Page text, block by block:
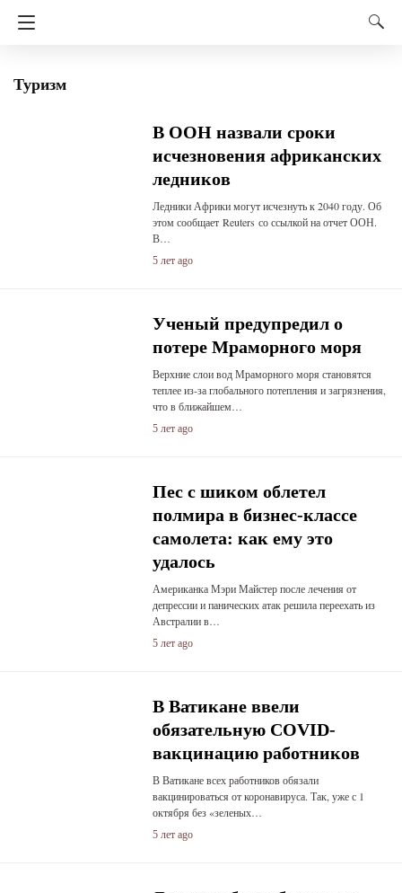
Туризм
В ООН назвали сроки
исчезновения африканских
ледников
Ледники Африки могут исчезнуть к 2040 году. Об
этом сообщает Reuters со ссылкой на отчет ООН.
В…
5 лет ago
Ученый предупредил о
потере Мраморного моря
Верхние слои вод Мраморного моря становятся
теплее из-за глобального потепления и загрязнения,
что в ближайшем…
5 лет ago
Пес с шиком облетел
полмира в бизнес-классе
самолета: как ему это
удалось
Американка Мэри Майстер после лечения от
депрессии и панических атак решила переехать из
Австралии в…
5 лет ago
В Ватикане ввели
обязательную COVID-
вакцинацию работников
В Ватикане всех работников обязали
вакцинироваться от коронавируса. Так, уже с 1
октября без «зеленых…
5 лет ago